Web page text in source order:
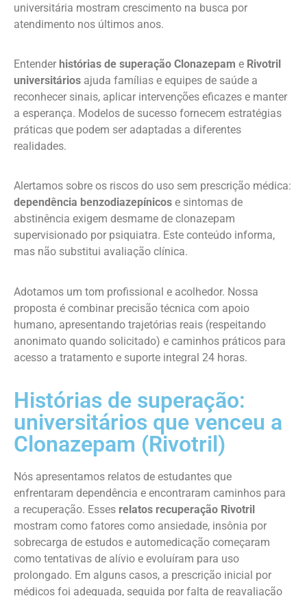
universitária mostram crescimento na busca por
atendimento nos últimos anos.
Entender histórias de superação Clonazepam e Rivotril
universitários ajuda famílias e equipes de saúde a
reconhecer sinais, aplicar intervenções eficazes e manter
a esperança. Modelos de sucesso fornecem estratégias
práticas que podem ser adaptadas a diferentes
realidades.
Alertamos sobre os riscos do uso sem prescrição médica:
dependência benzodiazepínicos e sintomas de
abstinência exigem desmame de clonazepam
supervisionado por psiquiatra. Este conteúdo informa,
mas não substitui avaliação clínica.
Adotamos um tom profissional e acolhedor. Nossa
proposta é combinar precisão técnica com apoio
humano, apresentando trajetórias reais (respeitando
anonimato quando solicitado) e caminhos práticos para
acesso a tratamento e suporte integral 24 horas.
Histórias de superação:
universitários que venceu a
Clonazepam (Rivotril)
Nós apresentamos relatos de estudantes que
enfrentaram dependência e encontraram caminhos para
a recuperação. Esses relatos recuperação Rivotril
mostram como fatores como ansiedade, insônia por
sobrecarga de estudos e automedicação começaram
como tentativas de alívio e evoluíram para uso
prolongado. Em alguns casos, a prescrição inicial por
médicos foi adequada, seguida por falta de reavaliação